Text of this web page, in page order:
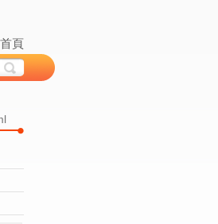
頁